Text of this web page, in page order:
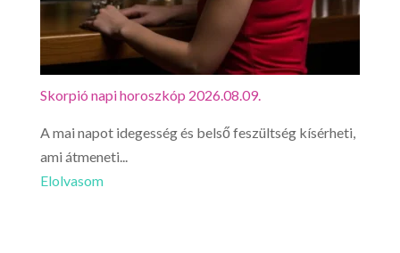
Skorpió napi horoszkóp 2026.08.09.
A mai napot idegesség és belső feszültség kísérheti,
ami átmeneti...
Elolvasom